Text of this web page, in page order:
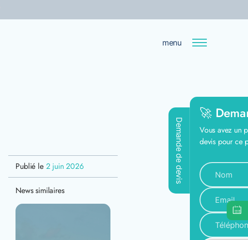
menu
Demande de devis
🚀
Vous avez un
devis pour ce
@
Publié le 2 juin 2026
News similaires